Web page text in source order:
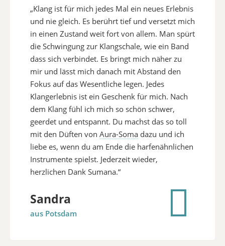
„Klang ist für mich jedes Mal ein neues Erlebnis
und nie gleich. Es berührt tief und versetzt mich
in einen Zustand weit fort von allem. Man spürt
die Schwingung zur Klangschale, wie ein Band
dass sich verbindet. Es bringt mich näher zu
mir und lässt mich danach mit Abstand den
Fokus auf das Wesentliche legen. Jedes
Klangerlebnis ist ein Geschenk für mich. Nach
dem Klang fühl ich mich so schön schwer,
geerdet und entspannt. Du machst das so toll
mit den Düften von Aura-Soma dazu und ich
liebe es, wenn du am Ende die harfenähnlichen
Instrumente spielst. Jederzeit wieder,
herzlichen Dank Sumana.“
Sandra
aus Potsdam